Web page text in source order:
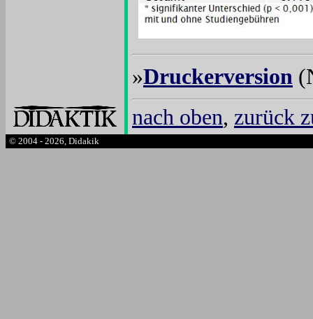
»Druckerversion
nach oben, zurück
© 2004 - 2026, Didakik